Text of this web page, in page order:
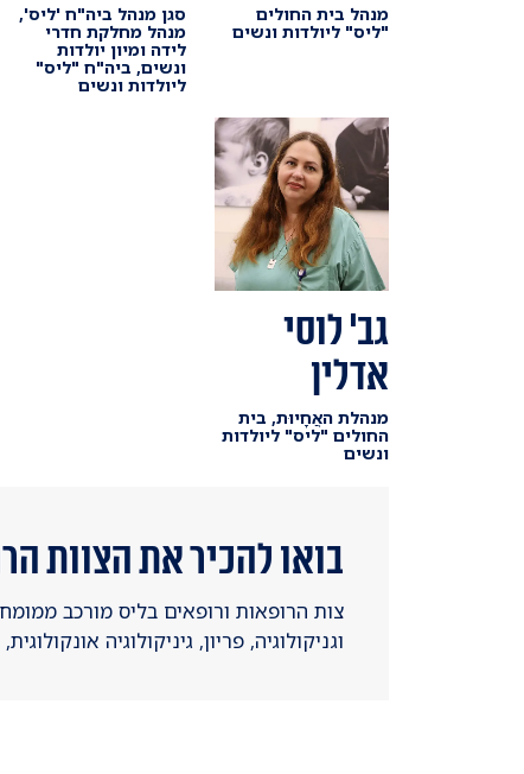
מנהל בית החולים
"ליס" ליולדות ונשים
סגן מנהל ביה"ח 'ליס',
מנהל מחלקת חדרי
לידה ומיון יולדות
ונשים, ביה"ח "ליס"
ליולדות ונשים
גב' לוסי
אדלין
מנהלת האֲחָיוּת, בית
החולים "ליס" ליולדות
ונשים
בואו להכיר את הצוות
צות הרופאות ורופאים בליס מורכב
וגניקולוגיה, פריון, גיניקולוגיה